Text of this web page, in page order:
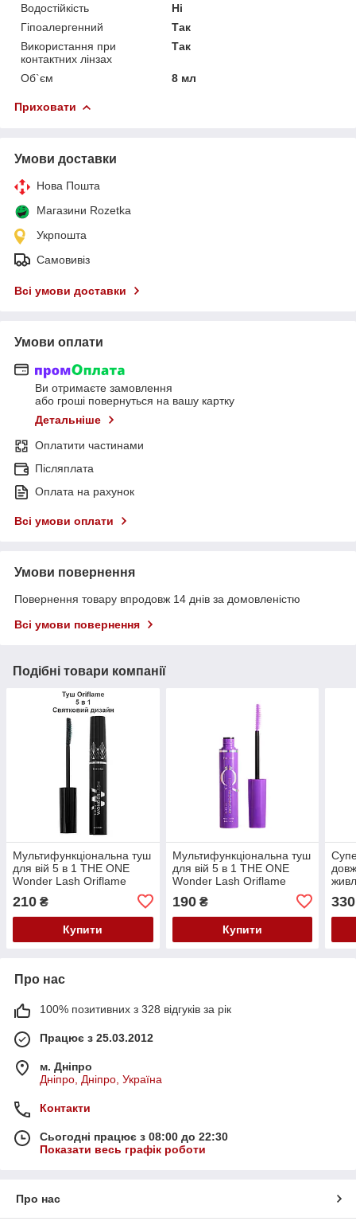
Водостійкість
Ні
Гіпоалергенний
Так
Використання при
контактних лінзах
Так
Об`єм 8 мл
Приховати
Умови доставки
Нова Пошта
Магазини Rozetka
Укрпошта
Самовивіз
Всі умови доставки
Умови оплати
Ви отримаєте замовлення
або гроші повернуться на вашу картку
Детальніше
Оплатити частинами
Післяплата
Оплата на рахунок
Всі умови оплати
Умови повернення
Повернення товару впродовж 14 днів за домовленістю
Всі умови повернення
Подібні товари компанії
Мультифункціональна туш
для вій 5 в 1 THE ONE
Wonder Lash Oriflame
Святковий дизайн чорна 8
мл
210 ₴
Купити
Мультифункціональна туш
для вій 5 в 1 THE ONE
Wonder Lash Oriflame
Святковий випуск черная
8 мл
190₴
Купити
330
Про нас
100% позитивних з 328 відгуків за рік
Працює з 25.03.2012
м. Дніпро
Дніпро, Дніпро, Україна
Контакти
Сьогодні працює з 08:00 до 22:30
Показати весь графік роботи
Про нас